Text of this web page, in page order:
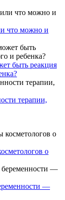
что можно и
быть реакция
терапии,
о
—